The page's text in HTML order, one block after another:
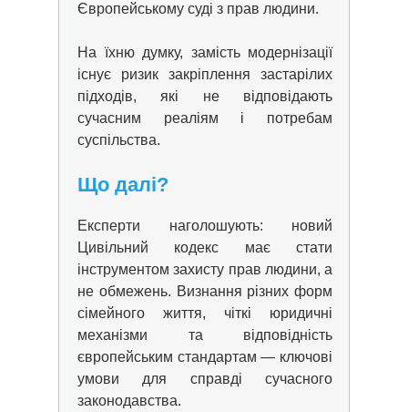
Європейському суді з прав людини.
На їхню думку, замість модернізації
існує ризик закріплення застарілих
підходів, які не відповідають
сучасним реаліям і потребам
суспільства.
Що далі?
Експерти наголошують: новий
Цивільний кодекс має стати
інструментом захисту прав людини, а
не обмежень. Визнання різних форм
сімейного життя, чіткі юридичні
механізми та відповідність
європейським стандартам — ключові
умови для справді сучасного
законодавства.